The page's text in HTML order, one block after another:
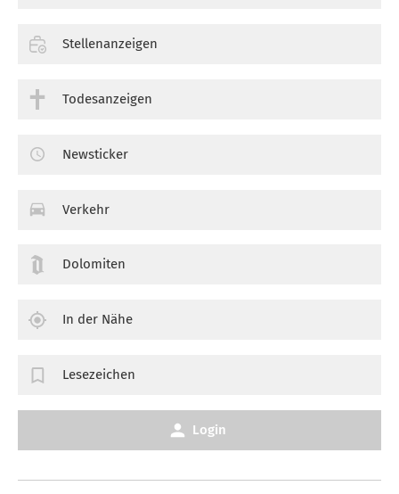
Stellenanzeigen
Todesanzeigen
Newsticker
Verkehr
Dolomiten
In der Nähe
Lesezeichen
Login